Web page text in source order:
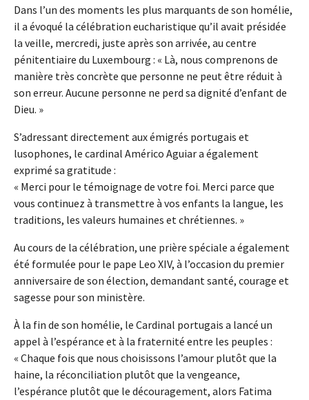
Dans l’un des moments les plus marquants de son homélie,
il a évoqué la célébration eucharistique qu’il avait présidée
la veille, mercredi, juste après son arrivée, au centre
pénitentiaire du Luxembourg : « Là, nous comprenons de
manière très concrète que personne ne peut être réduit à
son erreur. Aucune personne ne perd sa dignité d’enfant de
Dieu. »
S’adressant directement aux émigrés portugais et
lusophones, le cardinal Américo Aguiar a également
exprimé sa gratitude :
« Merci pour le témoignage de votre foi. Merci parce que
vous continuez à transmettre à vos enfants la langue, les
traditions, les valeurs humaines et chrétiennes. »
Au cours de la célébration, une prière spéciale a également
été formulée pour le pape Leo XIV, à l’occasion du premier
anniversaire de son élection, demandant santé, courage et
sagesse pour son ministère.
À la fin de son homélie, le Cardinal portugais a lancé un
appel à l’espérance et à la fraternité entre les peuples :
« Chaque fois que nous choisissons l’amour plutôt que la
haine, la réconciliation plutôt que la vengeance,
l’espérance plutôt que le découragement, alors Fatima